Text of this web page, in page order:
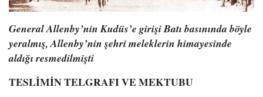
General Allenby’nin Kudüs’e girişi Batı basınında böyle
yeralmış, Allenby’nin şehri meleklerin himayesinde
aldığı resmedilmişti
TESLİMİN TELGRAFI VE MEKTUBU